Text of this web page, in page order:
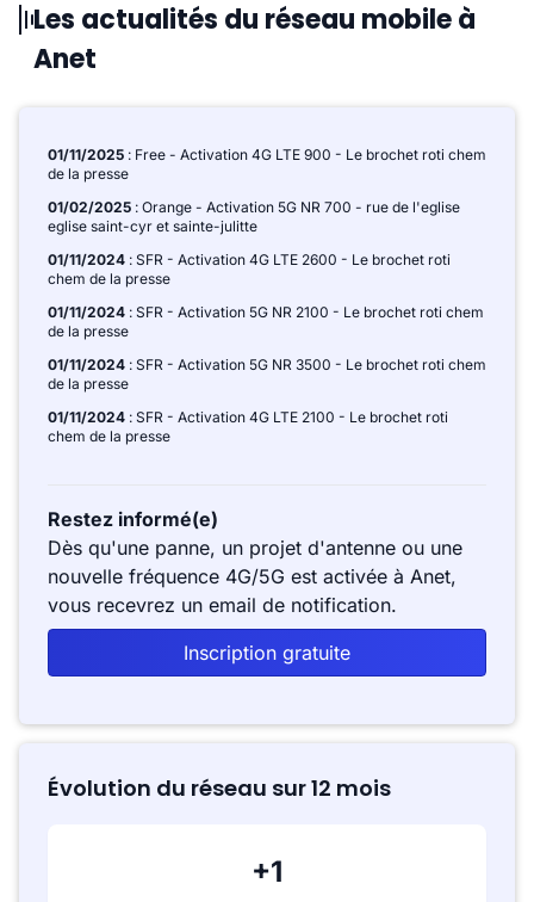
Les actualités du réseau mobile à
Anet
01/11/2025 : Free - Activation 4G LTE 900 - Le brochet roti chem
de la presse
01/02/2025 : Orange - Activation 5G NR 700 - rue de l'eglise
eglise saint-cyr et sainte-julitte
01/11/2024 : SFR - Activation 4G LTE 2600 - Le brochet roti
chem de la presse
01/11/2024 : SFR - Activation 5G NR 2100 - Le brochet roti chem
de la presse
01/11/2024 : SFR - Activation 5G NR 3500 - Le brochet roti chem
de la presse
01/11/2024 : SFR - Activation 4G LTE 2100 - Le brochet roti
chem de la presse
Restez informé(e)
Dès qu'une panne, un projet d'antenne ou une
nouvelle fréquence 4G/5G est activée à Anet,
vous recevrez un email de notification.
Inscription gratuite
Évolution du réseau sur 12 mois
+1